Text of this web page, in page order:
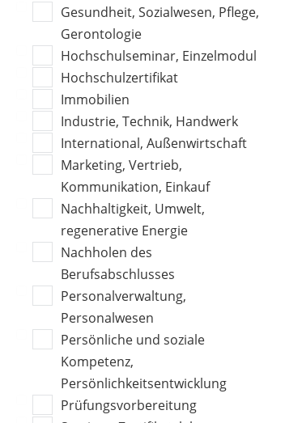
Gesundheit, Sozialwesen, Pflege,
Gerontologie
Hochschulseminar, Einzelmodul
Hochschulzertifikat
Immobilien
Industrie, Technik, Handwerk
International, Außenwirtschaft
Marketing, Vertrieb,
Kommunikation, Einkauf
Nachhaltigkeit, Umwelt,
regenerative Energie
Nachholen des
Berufsabschlusses
Personalverwaltung,
Personalwesen
Persönliche und soziale
Kompetenz,
Persönlichkeitsentwicklung
Prüfungsvorbereitung